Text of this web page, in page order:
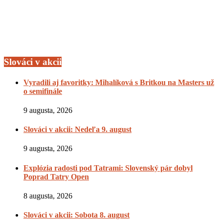
Slováci v akcii
Vyradili aj favoritky: Mihalíková s Britkou na Masters už
o semifinále
9 augusta, 2026
Slováci v akcii: Nedeľa 9. august
9 augusta, 2026
Explózia radosti pod Tatrami: Slovenský pár dobyl
Poprad Tatry Open
8 augusta, 2026
Slováci v akcii: Sobota 8. august